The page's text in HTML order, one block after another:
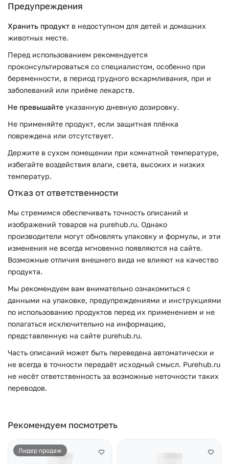
Предупреждения
Хранить продукт в недоступном для детей и домашних
животных месте.
Перед использованием рекомендуется
проконсультироваться со специалистом, особенно при
беременности, в период грудного вскармливания, при и
заболеваний или приёме лекарств.
Не превышайте указанную дневную дозировку.
Не применяйте продукт, если защитная плёнка
повреждена или отсутствует.
Держите в сухом помещении при комнатной температуре,
избегайте воздействия влаги, света, высоких и низких
температур.
Отказ от ответственности
Мы стремимся обеспечивать точность описаний и
изображений товаров на purehub.ru. Однако
производители могут обновлять упаковку и формулы, и эти
изменения не всегда мгновенно появляются на сайте.
Возможные отличия внешнего вида не влияют на качество
продукта.
Мы рекомендуем вам внимательно ознакомиться с
данными на упаковке, предупреждениями и инструкциями
по использованию продуктов перед их применением и не
полагаться исключительно на информацию,
представленную на сайте purehub.ru.
Часть описаний может быть переведена автоматически и
не всегда в точности передаёт исходный смысл. Purehub.ru
не несёт ответственность за возможные неточности таких
переводов.
Рекомендуем посмотреть
Лидер продаж